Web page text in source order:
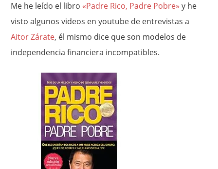
Me he leído el libro «Padre Rico, Padre Pobre» y he
visto algunos videos en youtube de entrevistas a
Aitor Zárate, él mismo dice que son modelos de
independencia financiera incompatibles.